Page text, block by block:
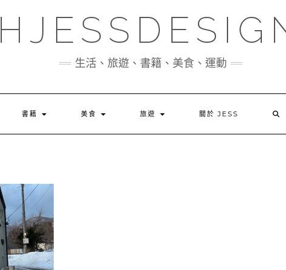
生活、旅遊、書籍、美食、運動
書籍 美食 旅遊 關於 JESS